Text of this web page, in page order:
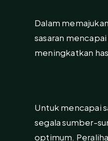
Dalam
sasaran
meningkatkan
Untuk mencapai
segala sumber-
optimum.